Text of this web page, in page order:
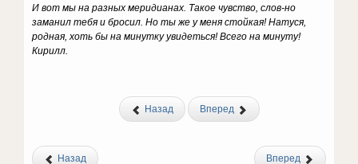
И вот мы на разных меридианах. Такое чувство, слов-но
заманил тебя и бросил. Но ты же у меня стойкая! Натуся,
родная, хоть бы на минутку увидеться! Всего на минуту!
Кирилл.
Назад Вперед
Назад Вперед